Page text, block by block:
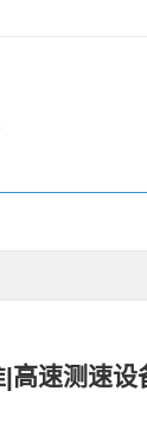
高速测速设